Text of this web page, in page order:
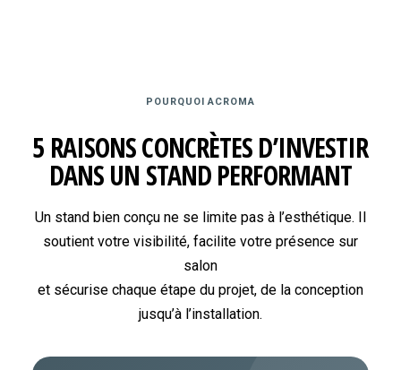
POURQUOI ACROMA
5 RAISONS CONCRÈTES D’INVESTIR
DANS UN STAND PERFORMANT
Un stand bien conçu ne se limite pas à l’esthétique. Il
soutient votre visibilité, facilite votre présence sur
salon
et sécurise chaque étape du projet, de la conception
jusqu’à l’installation.